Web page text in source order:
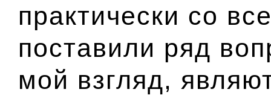
практически со
поставили ряд
мой взгляд,